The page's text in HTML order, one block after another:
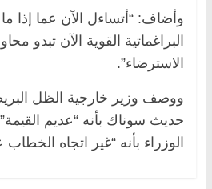
وأضاف: “أتساءل الآن عما إذا
البراغماتية القوية الآن تبدو
الاسترضاء”.
ووصف وزير خارجية الظل
حديث سوناك بأنه “عديم
الوزراء بأنه “غير اتجاه